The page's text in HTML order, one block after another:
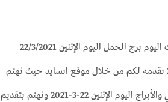
توقعات برج الحمل لهذا اليوم الإثنين 22 مارس 2021 نقدمه لكم من خلال موقع انسايد حيث نهتم
بجميع الأبراج وحظك اليوم 22/3/2021 جاكلين عقيقي والأبراج اليوم الإثنين 22-3-2021 ونهتم بتقديم